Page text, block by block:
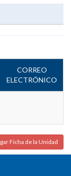
CORREO
ELECTRÓNICO
Ficha de la Unidad